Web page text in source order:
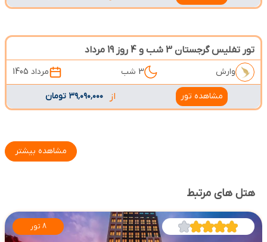
تور تفلیس گرجستان 3 شب و 4 روز 19 مرداد
وارش 3 شب مرداد 1405
مشاهده تور از ۳۹٬۰۹۰٬۰۰۰ تومان
مشاهده بیشتر
هتل های مرتبط